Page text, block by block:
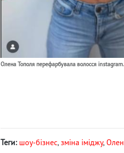
Олена Тополя перефарбувала волосся
Теги: шоу-бізнес, зміна іміджу,